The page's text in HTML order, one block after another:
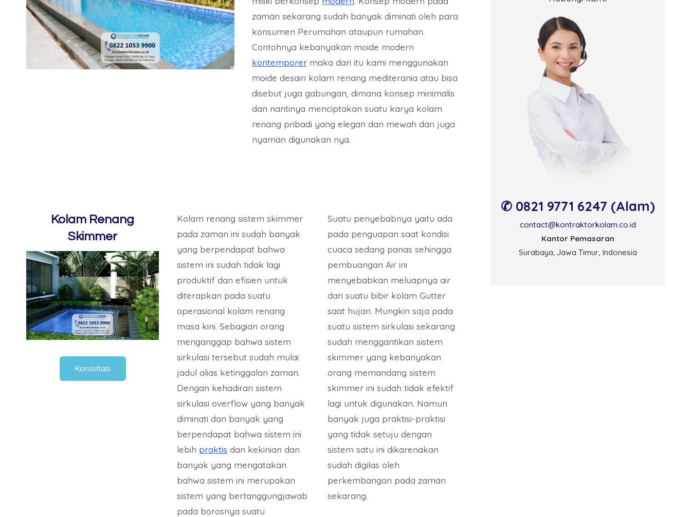
zaman sekarang sudah banyak diminati oleh para
konsumen Perumahan ataupun rumahan.
Contohnya kebanyakan moide modern
kontemporer maka dari itu kami menggunakan
moide desain kolam renang mediterania atau bisa
disebut juga gabungan, dimana konsep minimalis
dan nantinya menciptakan suatu karya kolam
renang pribadi yang elegan dan mewah dan juga
nyaman digunakan nya.
Kolam Renang
Skimmer
Konsultasi
Kolam renang sistem skimmer
pada zaman ini sudah banyak
yang berpendapat bahwa
sistem ini sudah tidak lagi
produktif dan efisien untuk
diterapkan pada suatu
operasional kolam renang
masa kini. Sebagian orang
menganggap bahwa sistem
sirkulasi tersebut sudah mulai
jadul alias ketinggalan zaman.
Dengan kehadiran sistem
sirkulasi overflow yang banyak
diminati dan banyak yang
berpendapat bahwa sistem ini
lebih praktis dan kekinian dan
banyak yang mengatakan
bahwa sistem ini merupakan
sistem yang bertanggungjawab
pada borosnya suatu
Suatu penyebabnya yaitu ada
pada penguapan saat kondisi
cuaca sedang panas sehingga
pembuangan Air ini
menyebabkan meluapnya air
dari suatu bibir kolam Gutter
saat hujan. Mungkin saja pada
suatu sistem sirkulasi sekarang
sudah menggantikan sistem
skimmer yang kebanyakan
orang memandang sistem
skimmer ini sudah tidak efektif
lagi untuk digunakan. Namun
banyak juga praktisi-praktisi
yang tidak setuju dengan
sistem satu ini dikarenakan
sudah digilas oleh
perkembangan pada zaman
sekarang.
✆ 0821 9771 6247 (Alam)
contact@kontraktorkolam.co.id
Kantor Pemasaran
Surabaya, Jawa Timur, Indonesia